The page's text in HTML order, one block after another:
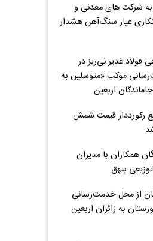
به شرکت های معدنی و
عیار سنگ‌آهن هشدار
غدیر نی‌ریز در
موکب «متوسلین به
اربعین
رکورددار قیمت شمش
همکاران با مدیران
بیهق
از محل خدمت‌رسانی
به زائران اربعین